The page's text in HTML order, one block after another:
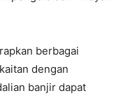
berbagai
dengan
banjir dapat